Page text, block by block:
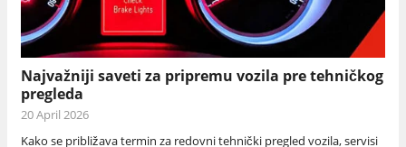
Najvažniji saveti za pripremu vozila pre tehničkog
pregleda
20 April 2026
Kako se približava termin za redovni tehnički pregled vozila, servisi